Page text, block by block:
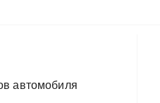
автомобиля